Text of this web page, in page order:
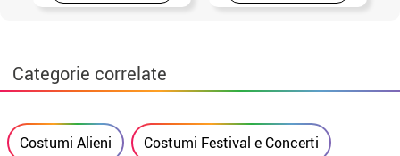
Categorie correlate
Costumi Alieni Costumi Festival e Concerti